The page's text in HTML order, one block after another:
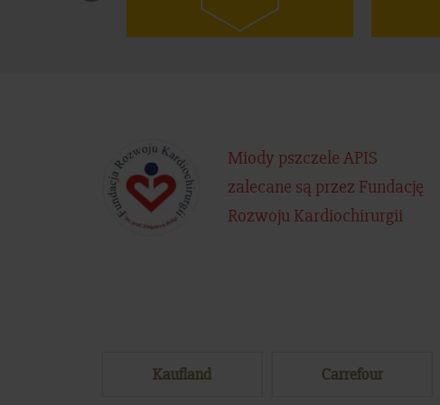
Miody pszczele APIS
zalecane są przez Fundację
Rozwoju Kardiochirurgii
Kaufland Carrefour